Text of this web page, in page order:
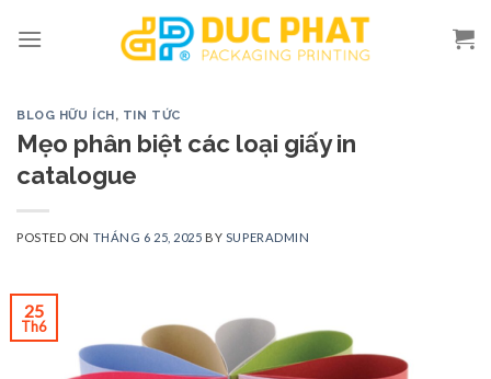
BLOG HỮU ÍCH, TIN TỨC
Mẹo phân biệt các loại giấy in
catalogue
POSTED ON THÁNG 6 25, 2025 BY SUPERADMIN
25
Th6